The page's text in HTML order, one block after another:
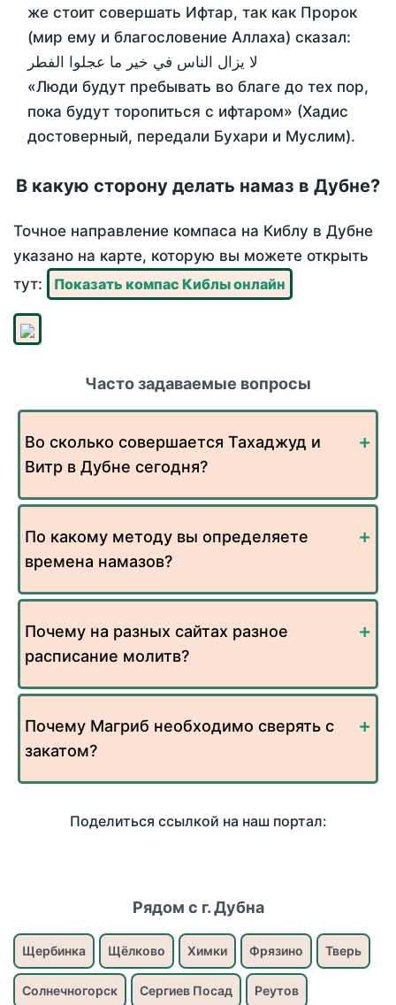
же стоит совершать Ифтар, так как Пророк
(мир ему и благословение Аллаха) сказал:
لا يزال الناس في خير ما عجلوا الفطر
«Люди будут пребывать во благе до тех пор,
пока будут торопиться с ифтаром» (Хадис
достоверный, передали Бухари и Муслим).
В какую сторону делать намаз в Дубне?
Точное направление компаса на Киблу в Дубне
указано на карте, которую вы можете открыть
тут:
Показать компас Киблы онлайн
Часто задаваемые вопросы
Во сколько совершается Тахаджуд и
Витр в Дубне сегодня?
По какому методу вы определяете
времена намазов?
Почему на разных сайтах разное
расписание молитв?
Почему Магриб необходимо сверять с
закатом?
Поделиться ссылкой на наш портал:
Рядом с г. Дубна
Щербинка Щёлково Химки Фрязино Тверь
Солнечногорск Сергиев Посад Реутов